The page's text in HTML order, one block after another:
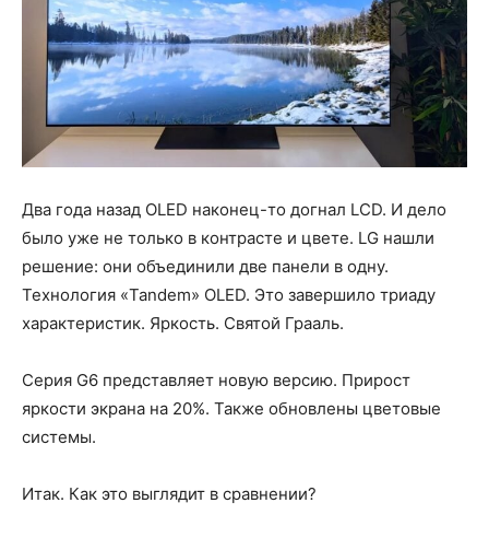
Два года назад OLED наконец-то догнал LCD. И дело
было уже не только в контрасте и цвете. LG нашли
решение: они объединили две панели в одну.
Технология «Tandem» OLED. Это завершило триаду
характеристик. Яркость. Святой Грааль.
Серия G6 представляет новую версию. Прирост
яркости экрана на 20%. Также обновлены цветовые
системы.
Итак. Как это выглядит в сравнении?